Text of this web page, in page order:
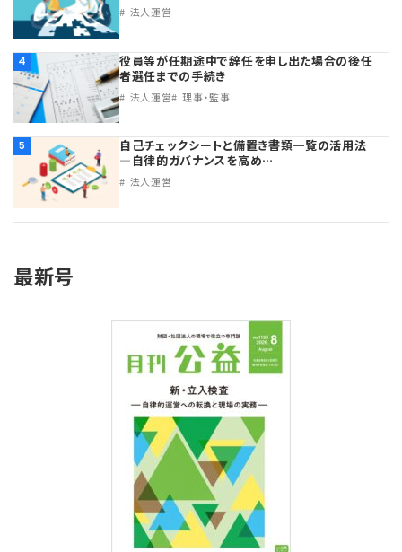
法人運営
4
役員等が任期途中で辞任を申し出た場合の後任
者選任までの手続き
法人運営 理事・監事
5
自己チェックシートと備置き書類一覧の活用法
―自律的ガバナンスを高め…
法人運営
最新号